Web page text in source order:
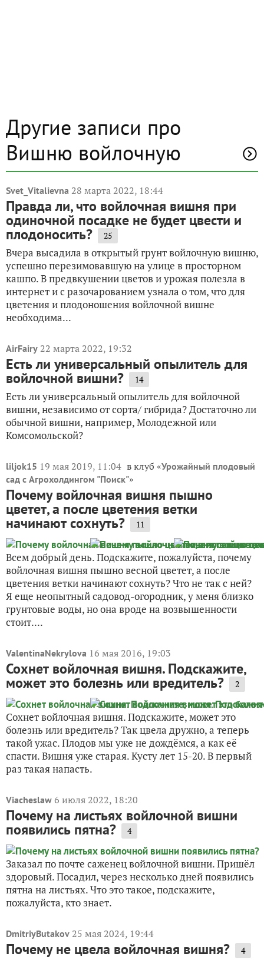
Другие записи про
Вишню войлочную
Svet_Vitalievna 28 марта 2022, 18:44
Правда ли, что войлочная вишня при
одиночной посадке не будет цвести и
плодоносить? 25
Вчера высадила в открытый грунт войлочную вишню,
успешно перезимовавшую на улице в просторном
кашпо. В предвкушении цветов и урожая полезла в
интернет и с разочарованием узнала о том, что для
цветения и плодоношения войлочной вишне
необходима...
AirFairy 22 марта 2022, 19:32
Есть ли универсальный опылитель для
войлочной вишни? 14
Есть ли универсальный опылитель для войлочной
вишни, независимо от сорта/ гибрида? Достаточно ли
обычной вишни, например, Молодежной или
Комсомольской?
liljok15 19 мая 2019, 11:04 в клуб «Урожайный плодовый
сад с Агрохолдингом "Поиск"»
Почему войлочная вишня пышно
цветет, а после цветения ветки
начинают сохнуть? 11
Всем добрый день. Подскажите, пожалуйста, почему
войлочная вишня пышно весной цветет, а после
цветения ветки начинают сохнуть? Что не так с ней?
Я еще неопытный садовод-огородник, у меня близко
грунтовые воды, но она вроде на возвышенности
стоит....
ValentinaNekrylova 16 мая 2016, 19:03
Сохнет войлочная вишня. Подскажите,
может это болезнь или вредитель? 2
Сохнет войлочная вишня. Подскажите, может это
болезнь или вредитель? Так цвела дружно, а теперь
такой ужас. Плодов мы уже не дождёмся, а как её
спасти. Вишня уже старая. Кусту лет 15-20. В первый
раз такая напасть.
Viacheslaw 6 июля 2022, 18:20
Почему на листьях войлочной вишни
появились пятна? 4
Заказал по почте саженец войлочной вишни. Пришёл
здоровый. Посадил, через несколько дней появились
пятна на листьях. Что это такое, подскажите,
пожалуйста, кто знает.
DmitriyButakov 25 мая 2024, 19:44
Почему не цвела войлочная вишня? 4